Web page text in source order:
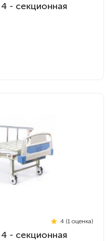
- секционная
4 (1 оценка)
- секционная